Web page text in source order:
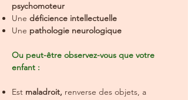
psychomoteur
Une déficience intellectuelle
Une pathologie neurologique
Ou peut-être observez-vous que votre
enfant :
Est maladroit, renverse des objets, a